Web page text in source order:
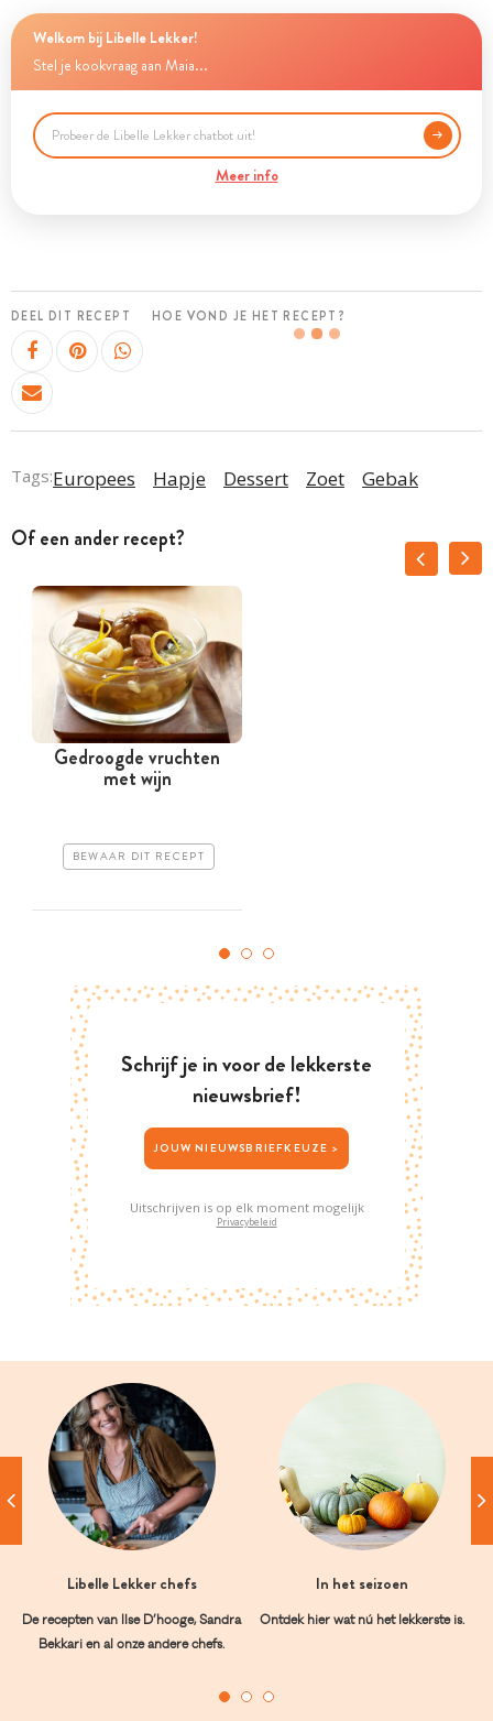
Welkom bij Libelle Lekker!
Stel je kookvraag aan Maia...
Meer info
DEEL DIT RECEPT HOE VOND JE HET RECEPT?
Tags:Europees Hapje Dessert Zoet Gebak
Of een ander recept?
Gedroogde vruchten
met wijn
BEWAAR DIT RECEPT
Schrijf je in voor de lekkerste
nieuwsbrief!
JOUW NIEUWSBRIEFKEUZE >
Uitschrijven is op elk moment mogelijk
Privacybeleid
Libelle Lekker chefs
De recepten van Ilse D’hooge, Sandra
Bekkari en al onze andere chefs.
In het seizoen
Ontdek hier wat nú het lekkerste is.